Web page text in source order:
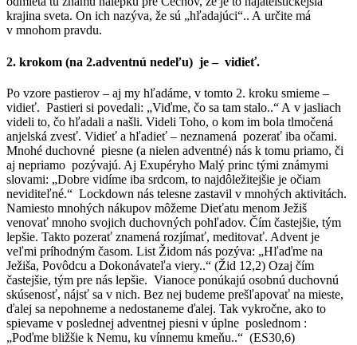
krajina sveta. On ich nazýva, že sú „hľadajúci“.. A určite má
v mnohom pravdu.
2. krokom (na 2.adventnú nedeľu) je – vidieť.
Po vzore pastierov – aj my hľadáme, v tomto 2. kroku smieme –
vidieť. Pastieri si povedali: „Viďme, čo sa tam stalo..“ A v jasliach
videli to, čo hľadali a našli. Videli Toho, o kom im bola tlmočená
anjelská zvesť. Vidieť a hľadieť – neznamená pozerať iba očami.
Mnohé duchovné piesne (a nielen adventné) nás k tomu priamo, či
aj nepriamo pozývajú. Aj Exupéryho Malý princ tými známymi
slovami: „Dobre vidíme iba srdcom, to najdôležitejšie je očiam
neviditeľné.“ Lockdown nás telesne zastavil v mnohých aktivitách.
Namiesto mnohých nákupov môžeme Dieťatu menom Ježiš
venovať mnoho svojich duchovných pohľadov. Čím častejšie, tým
lepšie. Takto pozerať znamená rozjímať, meditovať. Advent je
veľmi príhodným časom. List Židom nás pozýva: „Hľaďme na
Ježiša, Povôdcu a Dokonávateľa viery..“ (Žid 12,2) Ozaj čím
častejšie, tým pre nás lepšie. Vianoce ponúkajú osobnú duchovnú
skúsenosť, nájsť sa v nich. Bez nej budeme prešľapovať na mieste,
ďalej sa nepohneme a nedostaneme ďalej. Tak vykročne, ako to
spievame v poslednej adventnej piesni v úplne poslednom :
„Poďme bližšie k Nemu, ku vínnemu kmeňu..“ (ES30,6)